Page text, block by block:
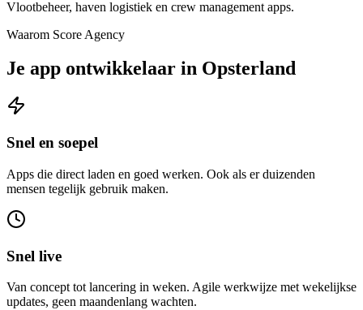
Vlootbeheer, haven logistiek en crew management apps.
Waarom Score Agency
Je app ontwikkelaar in Opsterland
Snel en soepel
Apps die direct laden en goed werken. Ook als er duizenden
mensen tegelijk gebruik maken.
Snel live
Van concept tot lancering in weken. Agile werkwijze met wekelijkse
updates, geen maandenlang wachten.